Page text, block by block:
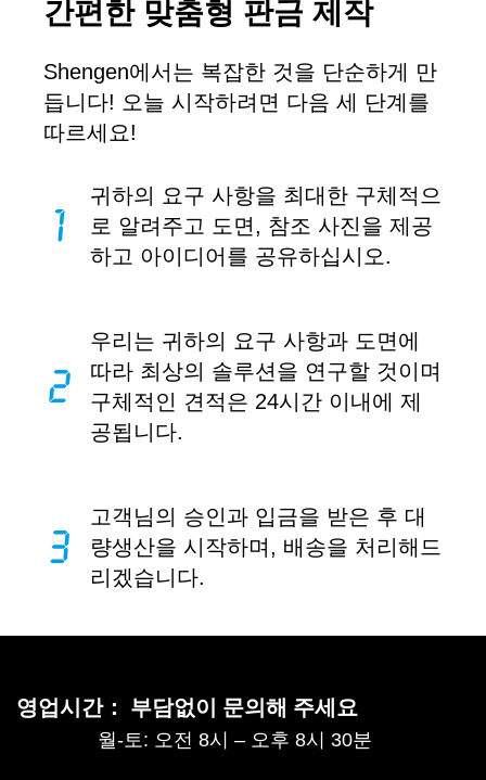
간편한 맞춤형 판금 제작
Shengen에서는 복잡한 것을 단순하게 만
듭니다! 오늘 시작하려면 다음 세 단계를
따르세요!
귀하의 요구 사항을 최대한 구체적으
로 알려주고 도면, 참조 사진을 제공
하고 아이디어를 공유하십시오.
우리는 귀하의 요구 사항과 도면에
따라 최상의 솔루션을 연구할 것이며
구체적인 견적은 24시간 이내에 제
공됩니다.
고객님의 승인과 입금을 받은 후 대
량생산을 시작하며, 배송을 처리해드
리겠습니다.
영업시간： 부담없이 문의해 주세요
월-토: 오전 8시 – 오후 8시 30분